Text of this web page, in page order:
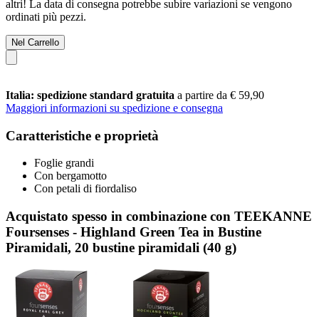
altri! La data di consegna potrebbe subire variazioni se vengono
ordinati più pezzi.
Nel Carrello
Italia: spedizione standard gratuita a partire da € 59,90
Maggiori informazioni su spedizione e consegna
Caratteristiche e proprietà
Foglie grandi
Con bergamotto
Con petali di fiordaliso
Acquistato spesso in combinazione con TEEKANNE
Foursenses - Highland Green Tea in Bustine
Piramidali, 20 bustine piramidali (40 g)